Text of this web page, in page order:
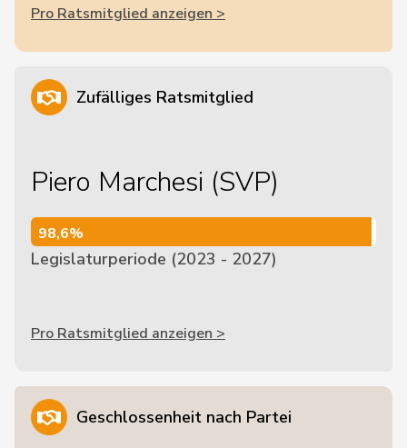
Pro Ratsmitglied anzeigen >
Zufälliges Ratsmitglied
Piero Marchesi (SVP)
98,6%
98,6%
Legislaturperiode (2023 - 2027)
Pro Ratsmitglied anzeigen >
Geschlossenheit nach Partei